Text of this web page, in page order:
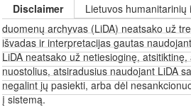
Disclaimer
Lietuvos humanitarinių
duomenų archyvas (LiDA) neatsako už
išvadas ir interpretacijas gautas
LiDA neatsako už netiesioginę,
nuostolius, atsiradusius naudojant LiDA
negalint jų pasiekti, arba dėl
į sistemą.